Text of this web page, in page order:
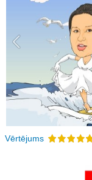
Previous
Vērtējums